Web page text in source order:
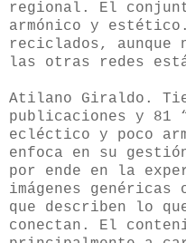
regional. El
armónico y
reciclados, aunque
las otras redes
Atilano Giraldo.
publicaciones y 81
ecléctico y poco
enfoca en su
por ende en la
imágenes genéricas
que describen lo
conectan. El